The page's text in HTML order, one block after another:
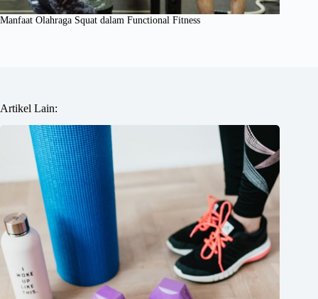
Manfaat Olahraga Squat dalam Functional Fitness
Artikel Lain: